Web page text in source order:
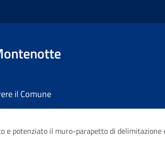
il Comune
e potenziato il muro-parapetto di delimitazione